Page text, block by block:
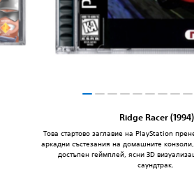
Ridge Racer (1994)
Това стартово заглавие на PlayStation
аркадни състезания на домашните конзоли,
достъпен геймплей, ясни 3D
саундтрак.